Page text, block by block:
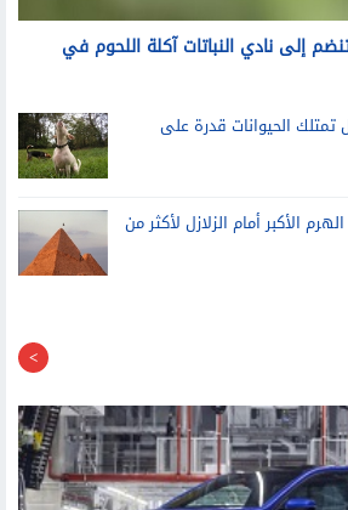
إلى نادي النباتات آكلة اللحوم في
تمتلك الحيوانات قدرة على
الأكبر أمام الزلازل لأكثر من